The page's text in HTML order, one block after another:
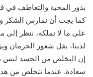
بذور المحبة والتعاطف في
كما يجب أن نمارس الشكر
على ما لا نملكه، ننظر إلى
لدينا، يقل شعور الحرمان
إن التخلص من الحسد ليس
سعادة. عندما نتخلص من